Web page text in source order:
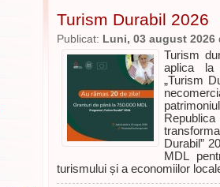
Turism Durabil 2026
Publicat: Luni, 03 august 2026
Turism
aplica la
„Turism
Durabil”
MDL
turismului și a economiilor